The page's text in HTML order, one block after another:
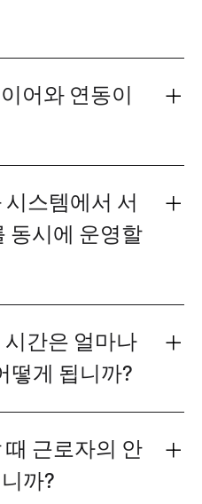
어와 연동이
스템에서 서
동시에 운영할
시간은 얼마나
떻게 됩니까?
때 근로자의 안
까?